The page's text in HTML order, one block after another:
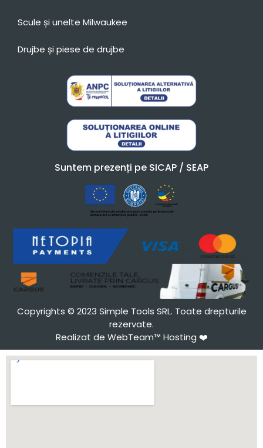
Scule și unelte Milwaukee
Drujbe și piese de drujbe
Suntem prezenți pe SICAP / SEAP
Copyrights © 2023 Simple Tools SRL. Toate drepturile
rezervate.
Realizat de WebTeam™ Hosting ❤️